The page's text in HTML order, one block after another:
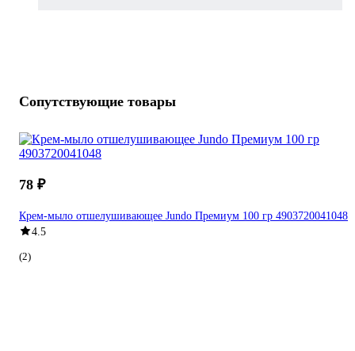
Сопутствующие товары
78 ₽
Крем-мыло отшелушивающее Jundo Премиум 100 гр 4903720041048
4.5
(2)